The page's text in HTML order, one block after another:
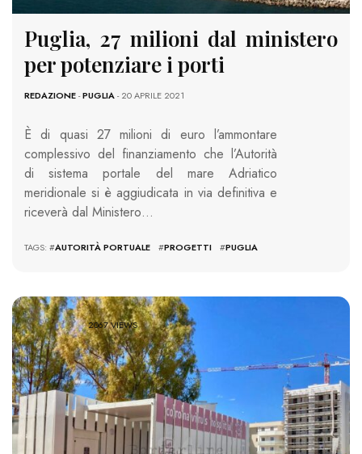
Puglia, 27 milioni dal ministero
per potenziare i porti
REDAZIONE-PUGLIA- 20 APRILE 2021
È di quasi 27 milioni di euro l’ammontare
complessivo del finanziamento che l’Autorità
di sistema portale del mare Adriatico
meridionale si è aggiudicata in via definitiva e
riceverà dal Ministero…
TAGS: #AUTORITÀ PORTUALE #PROGETTI #PUGLIA
2067 VIEWS